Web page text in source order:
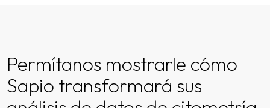
Permítanos mostrarle cómo
Sapio transformará sus